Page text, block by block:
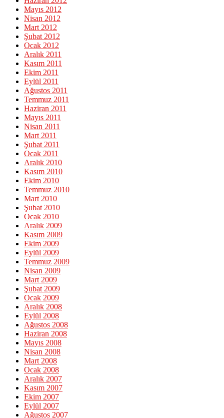
Mayıs 2012
Nisan 2012
Mart 2012
Şubat 2012
Ocak 2012
Aralık 2011
Kasım 2011
Ekim 2011
Eylül 2011
Ağustos 2011
Temmuz 2011
Haziran 2011
Mayıs 2011
Nisan 2011
Mart 2011
Şubat 2011
Ocak 2011
Aralık 2010
Kasım 2010
Ekim 2010
Temmuz 2010
Mart 2010
Şubat 2010
Ocak 2010
Aralık 2009
Kasım 2009
Ekim 2009
Eylül 2009
Temmuz 2009
Nisan 2009
Mart 2009
Şubat 2009
Ocak 2009
Aralık 2008
Eylül 2008
Ağustos 2008
Haziran 2008
Mayıs 2008
Nisan 2008
Mart 2008
Ocak 2008
Aralık 2007
Kasım 2007
Ekim 2007
Eylül 2007
Ağustos 2007